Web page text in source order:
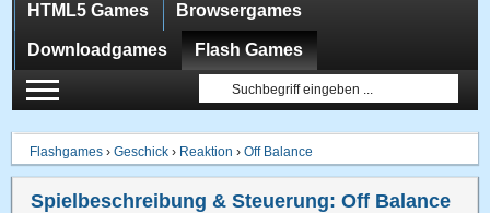
HTML5 Games Browsergames
Downloadgames Flash Games
Flashgames ›Geschick › Reaktion ›Off Balance
Spielbeschreibung & Steuerung:Off Balance